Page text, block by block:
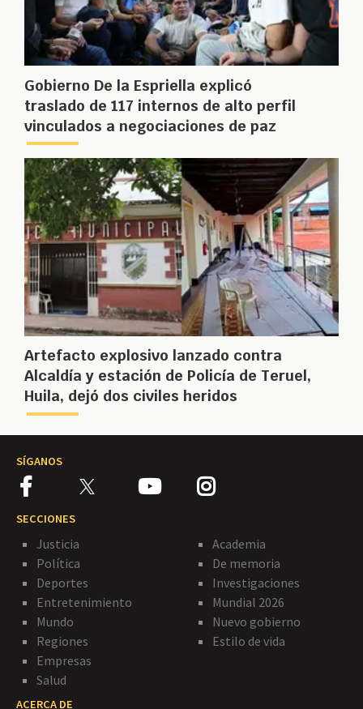
Gobierno De la Espriella explicó
traslado de 117 internos de alto perfil
vinculados a negociaciones de paz
Artefacto explosivo lanzado contra
Alcaldía y estación de Policía de Teruel,
Huila, dejó dos civiles heridos
SÍGANOS
SECCIONES
Justicia
Política
Deportes
Entretenimiento
Mundo
Regiones
Empresas
Salud
Academia
De memoria
Investigaciones
Mundial 2026
Nuevo gobierno
Estilo de vida
ACERCA DE